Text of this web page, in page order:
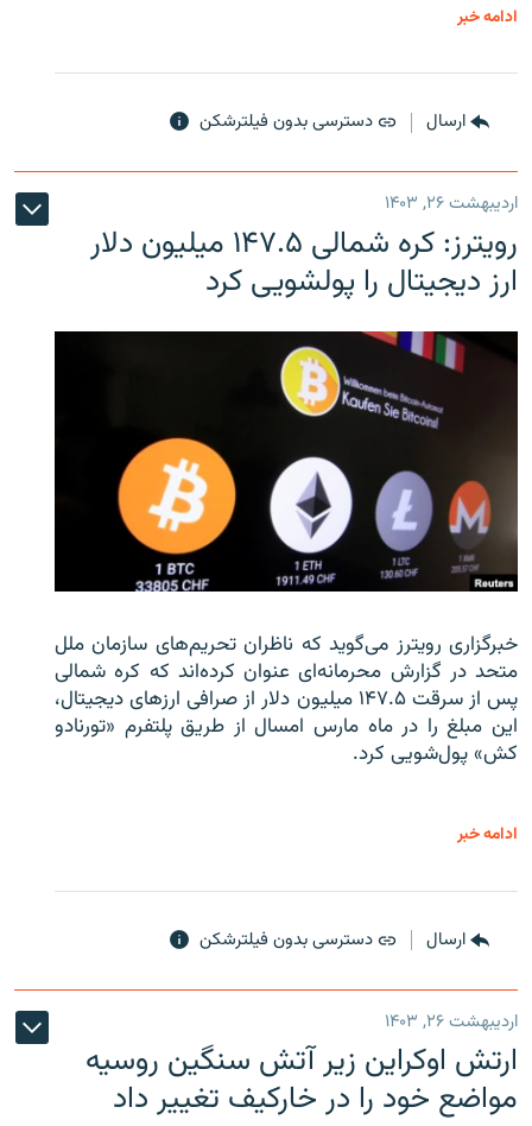
ادامه خبر
ارسال دسترسی بدون فیلترشکن
اردیبهشت ۲۶, ۱۴۰۳
رویترز: کره شمالی ۱۴۷.۵ میلیون دلار
ارز دیجیتال را پولشویی کرد
خبرگزاری رویترز می‌گوید که ناظران تحریم‌های سازمان ملل
متحد در گزارش محرمانه‌ای عنوان کرده‌اند که کره شمالی
پس از سرقت ۱۴۷.۵ میلیون دلار از صرافی ارزهای دیجیتال،
این مبلغ را در ماه مارس امسال از طریق پلتفرم «تورنادو
کش» پول‌شویی کرد.
ادامه خبر
ارسال دسترسی بدون فیلترشکن
اردیبهشت ۲۶, ۱۴۰۳
ارتش اوکراین زیر آتش سنگین روسیه
مواضع خود را در خارکیف تغییر داد